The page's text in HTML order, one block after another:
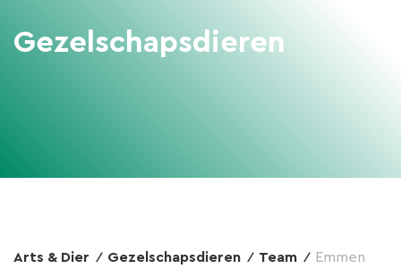
Gezelschapsdieren
Arts & Dier Gezelschapsdieren Team Emmen